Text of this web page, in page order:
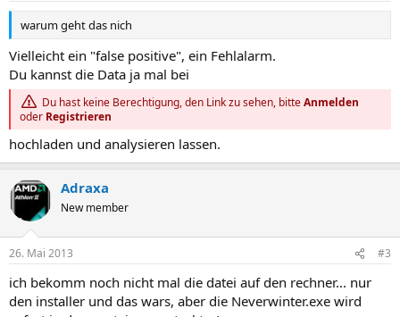
warum geht das nich
Vielleicht ein "false positive", ein Fehlalarm.
Du kannst die Data ja mal bei
Du hast keine Berechtigung, den Link zu sehen, bitteAnmelden
oder Registrieren
hochladen und analysieren lassen.
Adraxa
New member
26. Mai 2013 #3
ich bekomm noch nicht mal die datei auf den rechner... nur
den installer und das wars, aber die Neverwinter.exe wird